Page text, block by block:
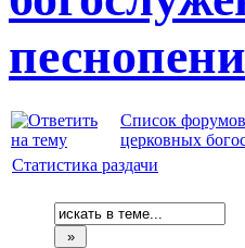
Список
церковных
Статистика раздачи